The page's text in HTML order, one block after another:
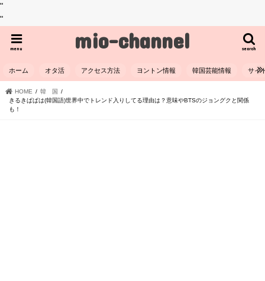
"
"
mio-channel search
menu
ホーム オタ活 アクセス方法 ヨントン情報 韓国芸能情報 サイ
HOME
韓 国
きるきぱぱは(韓国語)世界中でトレンド入りしてる理由は？意味やBTSのジョングクと関係
も！